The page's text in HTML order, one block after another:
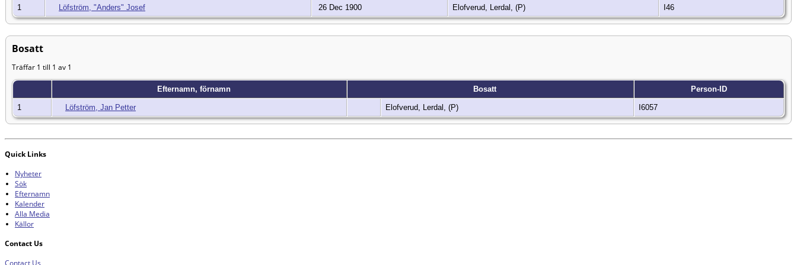
1 Löfström, "Anders" Josef 26 Dec 1900 Elofverud, Lerdal, (P) I46
Bosatt
Träffar 1 till 1 av 1
Efternamn, förnamn Bosatt Person-ID
1 Löfström, Jan Petter Elofverud, Lerdal, (P) I6057
Quick Links
Nyheter
Sök
Efternamn
Kalender
Alla Media
Källor
Contact Us